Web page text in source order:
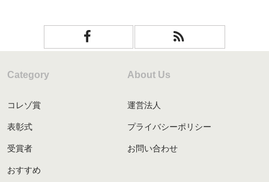
Category
コレゾ賞
表彰式
受賞者
おすすめ
About Us
運営法人
プライバシーポリシー
お問い合わせ